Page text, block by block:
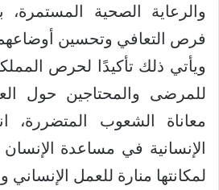
والرعاية الصحية
فرص التعافي وتحسين أوضاعهم
ويأتي ذلك تأكيدًا لحرص
للمرضى والمحتاجين حول
معاناة الشعوب المتضررة،
الإنسانية في مساعدة
لمكانتها منارة للعمل الإنساني